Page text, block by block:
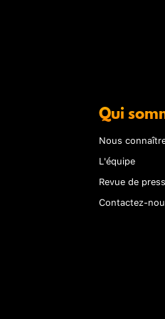
Qui
Nous
L'équipe
Revue de
Contactez-